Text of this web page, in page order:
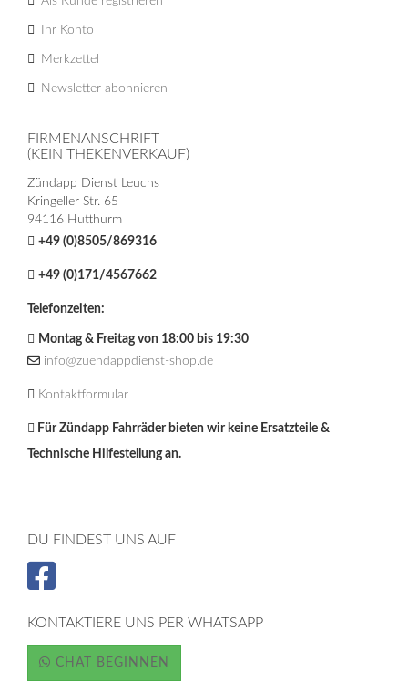
Ihr Konto
Merkzettel
Newsletter abonnieren
FIRMENANSCHRIFT
(KEIN THEKENVERKAUF)
Zündapp Dienst Leuchs
Kringeller Str. 65
94116 Hutthurm
+49 (0)8505/869316
+49 (0)171/4567662
Telefonzeiten:
Montag & Freitag von 18:00 bis 19:30
info@zuendappdienst-shop.de
Kontaktformular
Für Zündapp Fahrräder bieten wir keine Ersatzteile &
Technische Hilfestellung an.
DU FINDEST UNS AUF
KONTAKTIERE UNS PER WHATSAPP
CHAT BEGINNEN